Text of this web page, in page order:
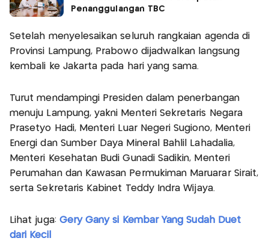
Penanggulangan TBC
Setelah menyelesaikan seluruh rangkaian agenda di
Provinsi Lampung, Prabowo dijadwalkan langsung
kembali ke Jakarta pada hari yang sama.
Turut mendampingi Presiden dalam penerbangan
menuju Lampung, yakni Menteri Sekretaris Negara
Prasetyo Hadi, Menteri Luar Negeri Sugiono, Menteri
Energi dan Sumber Daya Mineral Bahlil Lahadalia,
Menteri Kesehatan Budi Gunadi Sadikin, Menteri
Perumahan dan Kawasan Permukiman Maruarar Sirait,
serta Sekretaris Kabinet Teddy Indra Wijaya.
Lihat juga: Gery Gany si Kembar Yang Sudah Duet
dari Kecil